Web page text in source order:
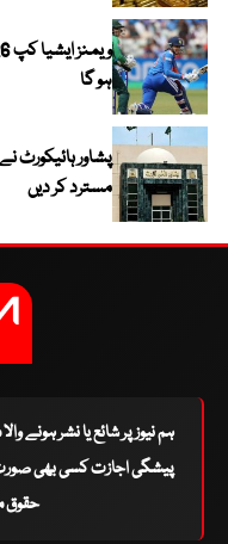
ہو گا
پشاور ہائیکورٹ
مسترد کر دیں
ہم نیوز پر شائع یا نشر ہونے
پیشگی اجازت کسی بھی صورت
حقوق